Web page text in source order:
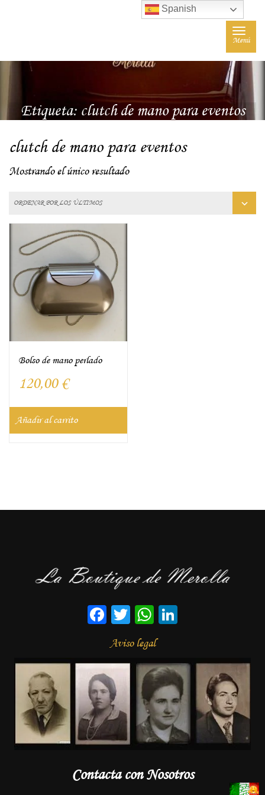
Toggle
Menú
Etiqueta: clutch de mano para eventos
clutch de mano para eventos
Mostrando el único resultado
Bolso de mano perlado
120,00 €
Añadir al carrito
Facebook
TwitterWhatsApp
Aviso legal
Contacta con Nosotros
Spanish